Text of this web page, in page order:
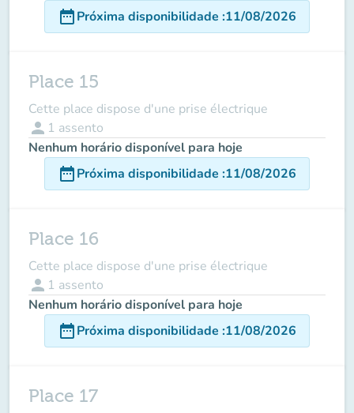
date_rangePróxima disponibilidade :11/08/2026
Place 15
Cette place dispose d'une prise électrique
person 1 assento
Nenhum horário disponível para hoje
date_rangePróxima disponibilidade :11/08/2026
Place 16
Cette place dispose d'une prise électrique
person 1 assento
Nenhum horário disponível para hoje
date_rangePróxima disponibilidade :11/08/2026
Place 17